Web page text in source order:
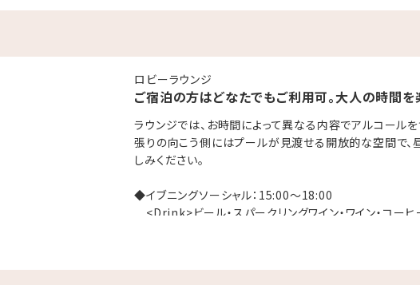
等、こだわりの食材で1日のはじまりを提供します。
LOUNGEは毎朝6:30よりオープンし9:30ラストイン営業。
のケーキやスイーツをご用意
インや地元のお酒など＆アペタイザーをご用意
ロビーラウンジ
ご宿泊の方はどなたでもご利用可。大人の時間を
ラウンジでは、お時間によって異なる内容でアルコール
張りの向こう側にはプールが見渡せる開放的な空間で、
しみください。
◆イブニングソーシャル：15:00～18:00
<Drink>ビール・スパークリングワイン・ワイン・コーヒ
<Snack>黒糖・金平糖・クッキー・グミ・マシュマロ・プ